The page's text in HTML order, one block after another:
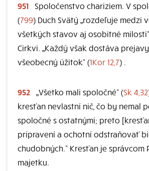
951 Spoločenstvo chariziem. V
(799) Duch Svätý „rozdeľuje medzi
všetkých stavov aj osobitné
Cirkvi. „Každý však dostáva
všeobecný úžitok“ (1Kor 12,7) .
952 „Všetko mali spoločné“ (Sk 4,32
kresťan nevlastní nič, čo by nemal
spoločné s ostatnými; preto
pripravení a ochotní odstraňovať
chudobných.“ Kresťan je správcom
majetku.